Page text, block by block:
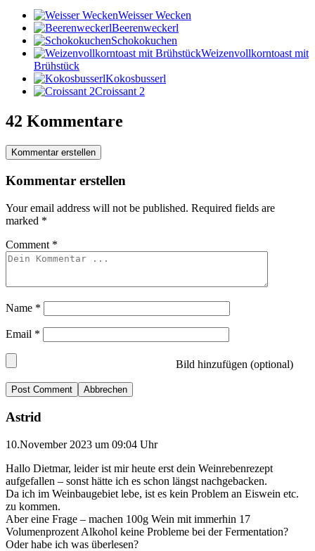
Weisser Wecken
Beerenweckerl
Schokokuchen
Weizenvollkorntoast mit
Brühstück
Kokosbusserl
Croissant 2
42 Kommentare
Kommentar erstellen
Kommentar erstellen
Your email address will not be published. Required fields are
marked *
Comment *
Name *
Email *
Bild hinzufügen (optional)
Abbrechen
Astrid
10.November 2023 um 09:04 Uhr
Hallo Dietmar, leider ist mir heute erst dein Weinrebenrezept
aufgefallen – sonst hätte ich es schon längst nachgebacken.
Da ich im Weinbaugebiet lebe, ist es kein Problem an Eiswein etc.
zu kommen.
Aber eine Frage – machen 100g Wein mit immerhin 17
Volumenprozent Alkohol keine Probleme bei der Fermentation?
Oder habe ich was überlesen?